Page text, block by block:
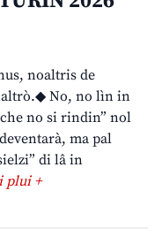
noaltris de
No, no lìn in
no si rindin” nol
ma pal
di lâ in
plui +